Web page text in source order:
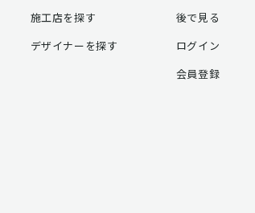
施工店を探す
デザイナーを探す
後で見る
ログイン
会員登録